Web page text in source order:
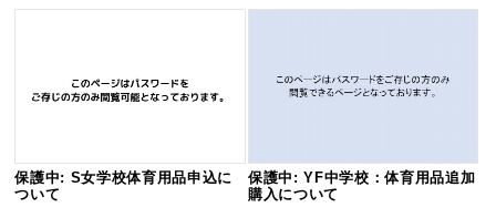
保護中: S女学校体育用品申込に
ついて
保護中: YF中学校：体育用品追加
購入について